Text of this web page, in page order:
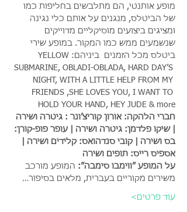
מופע אותנטי, הם מתלבשים בחליפות כמו
של הביטלס, מנגנים על אותם כלי נגינה
ומציגים ביצועים מוסיקליים מדוייקים
שנשמעים ממש כמו המקור. במופע שירי
ביטלס מכל הזמנים  ביניהם:YELLOW
SUBMARINE, OBLADI-OBLADA, HARD DAY’S
NIGHT, WITH A LITTLE HELP FROM MY
FRIENDS ,SHE LOVES YOU, I WANT TO
HOLD YOUR HAND, HEY JUDE & more
חברי הלהקה: אורון קוריצ’ונר : גיטרה ושירה
| שיקו פלדמן: גיטרה ושירה | עופר פופ-קורן:
בס ושירה | קובי סנדהואס: קלידים ושירה |
אספיס רייס: תופים ושירה
על המופע ״ווימבו סימבה״: המופע מורכב
משירים מקוריים בעברית, מלאים בסיפור…
עוד פרטים>